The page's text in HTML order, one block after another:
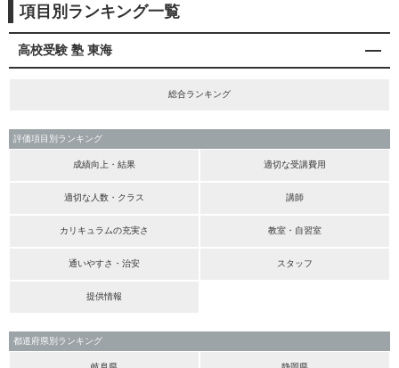
項目別ランキング一覧
高校受験 塾 東海
総合ランキング
評価項目別ランキング
成績向上・結果 適切な受講費用
適切な人数・クラス 講師
カリキュラムの充実さ 教室・自習室
通いやすさ・治安 スタッフ
提供情報
都道府県別ランキング